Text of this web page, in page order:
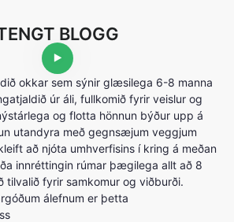
BLOGG
okkar sem sýnir glæsilega 6-8 manna
úr áli, fullkomið fyrir veislur og
og flotta hönnun býður upp á
utandyra með gegnsæjum veggjum
að njóta umhverfisins í kring á meðan
innréttingin rúmar þægilega allt að 8
tilvalið fyrir samkomur og viðburði.
álefnum er þetta